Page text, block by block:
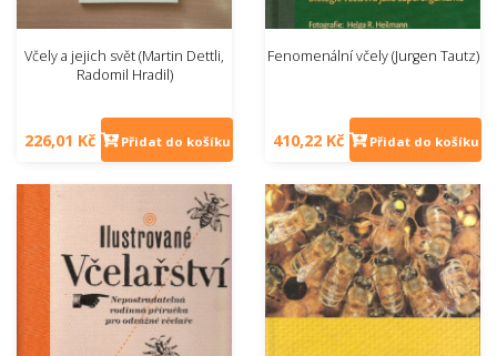
Včely a jejich svět (Martin Dettli,
Radomil Hradil)
226,01 Kč Přidat do košíku
Fenomenální včely (Jurgen Tautz)
410,22 Kč Přidat do košíku